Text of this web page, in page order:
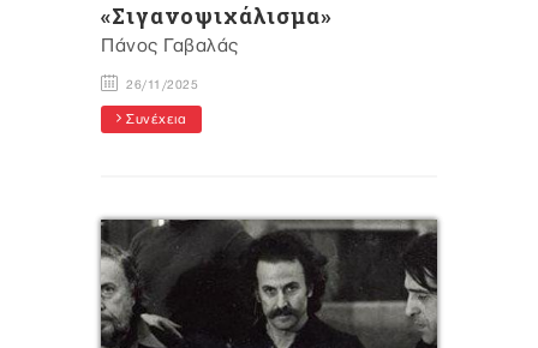
«Σιγανοψιχάλισμα»
Πάνος Γαβαλάς
26/11/2025
Συνέχεια